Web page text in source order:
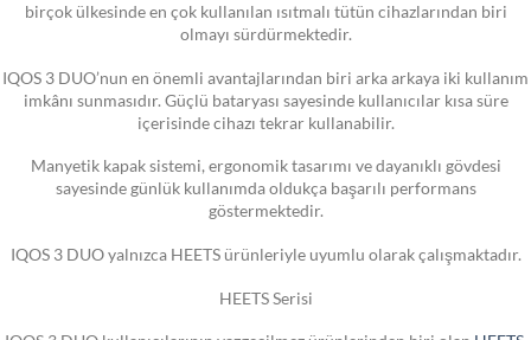
birçok ülkesinde en çok kullanılan ısıtmalı tütün cihazlarından biri
olmayı sürdürmektedir.
IQOS 3 DUO’nun en önemli avantajlarından biri arka arkaya iki kullanım
imkânı sunmasıdır. Güçlü bataryası sayesinde kullanıcılar kısa süre
içerisinde cihazı tekrar kullanabilir.
Manyetik kapak sistemi, ergonomik tasarımı ve dayanıklı gövdesi
sayesinde günlük kullanımda oldukça başarılı performans
göstermektedir.
IQOS 3 DUO yalnızca HEETS ürünleriyle uyumlu olarak çalışmaktadır.
HEETS Serisi